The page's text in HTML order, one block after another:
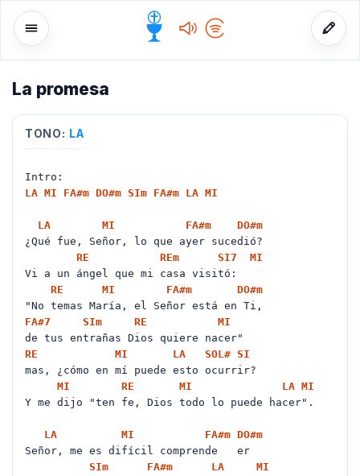
La promesa
TONO: LA
Intro:
LA MI FA#m DO#m SIm FA#m LA MI
LA MI FA#m DO#m
¿Qué fue, Señor, lo que ayer sucedió?
RE
REm SI7
MI
Vi a un ángel que mi casa visitó:
RE
MI FA#m DO#m
"No temas María, el Señor está en Ti,
FA#7 SIm RE
MI
de tus entrañas Dios quiere nacer"
RE
MI LA SOL# SI
mas, ¿cómo en mí puede esto ocurrir?
MI
RE MI LA MI
Y me dijo "ten fe, Dios todo lo puede hacer".
LA MI FA#m DO#m
Señor, me es difícil comprende er
SIm FA#m LA
MI